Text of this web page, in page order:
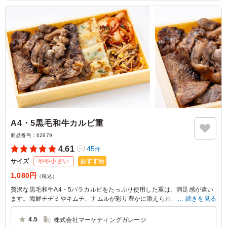
A4・5黒毛和牛カルビ重
商品番号： 62879
4.61 45件
サイズ やや小さい おすすめ
1,080円 （税込）
贅沢な黒毛和牛A4・5バラカルビをたっぷり使用した重は、満足感が違い
ます。海鮮チヂミやキムチ、ナムルが彩り豊かに添えられ、味わい深い一
品に。食べる瞬間、心が満たされること間違いなしです。
続きを見る
4.5 株式会社マーケティングガレージ